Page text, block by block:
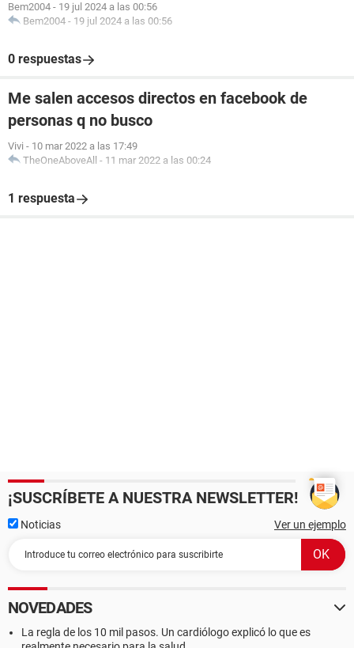
Bem2004 - 19 jul 2024 a las 00:56
Bem2004 - 19 jul 2024 a las 00:56
0 respuestas
Me salen accesos directos en facebook de
personas q no busco
Vivi - 10 mar 2022 a las 17:49
TheOneAboveAll - 11 mar 2022 a las 00:24
1 respuesta
¡SUSCRÍBETE A NUESTRA NEWSLETTER!
Noticias Ver un ejemplo
NOVEDADES
La regla de los 10 mil pasos. Un cardiólogo explicó lo que es